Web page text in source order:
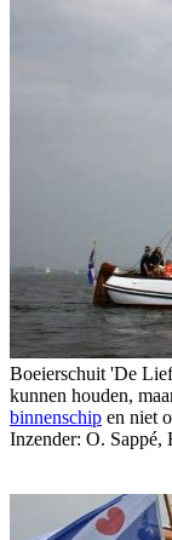
Boeierschuit 'De
kunnen houden,
binnenschip en niet
Inzender: O. Sappé,